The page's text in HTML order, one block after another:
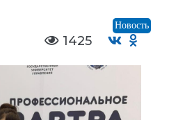
Новость
1425